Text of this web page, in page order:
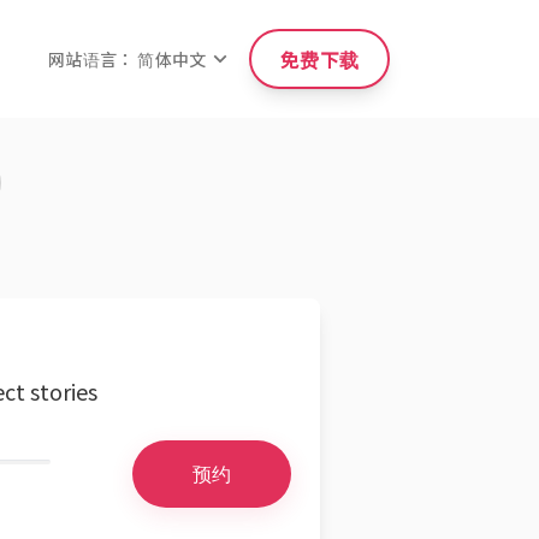
网站语言： 简体中文 免费下载
stories
预约